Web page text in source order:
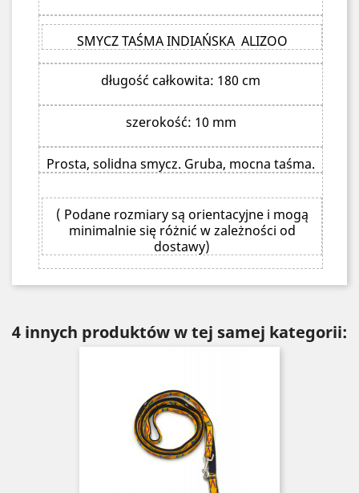
SMYCZ TAŚMA INDIAŃSKA ALIZOO
długość całkowita: 180 cm
szerokość: 10 mm
Prosta, solidna smycz. Gruba, mocna taśma.
( Podane rozmiary są orientacyjne i mogą
minimalnie się różnić w zależności od
dostawy)
4 innych produktów w tej samej kategorii: